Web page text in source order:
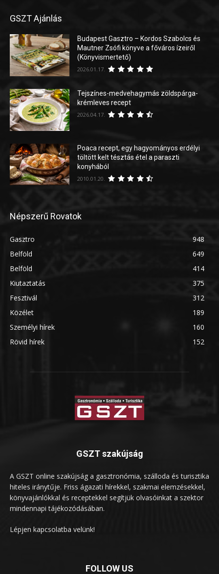
GSZT Ajánlás
Budapest Gasztro – Kordos Szabolcs és
Mautner Zsófi könyve a főváros ízeiről
(Könyvismertető)
2026.01.17.
Tejszínes-medvehagymás zöldspárga-
krémleves recept
2026.04.17.
Poaca recept, egy hagyományos erdélyi
töltött kelt tésztás étel a paraszti
konyhából
2010.01.20.
Népszerű Rovatok
Gasztro
948
Belföld
649
Belföld
414
Kiutaztatás
375
Fesztivál
312
Közélet
189
Személyi hírek
160
Rövid hírek
152
GSZT szakújság
A GSZT online szakújság a gasztronómia, szálloda és turisztika
hiteles iránytűje. Friss ágazati hírekkel, szakmai elemzésekkel,
könyvajánlókkal és receptekkel segítjük olvasóinkat a szektor
mindennapi tájékozódásában.
Lépjen kapcsolatba velünk!
FOLLOW US